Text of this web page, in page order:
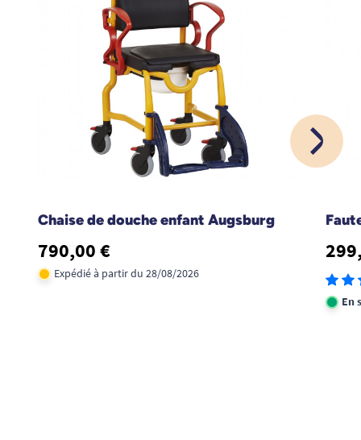
Chaise de douche enfant Augsburg
790,00 €
Expédié à partir du 28/08/2026
En